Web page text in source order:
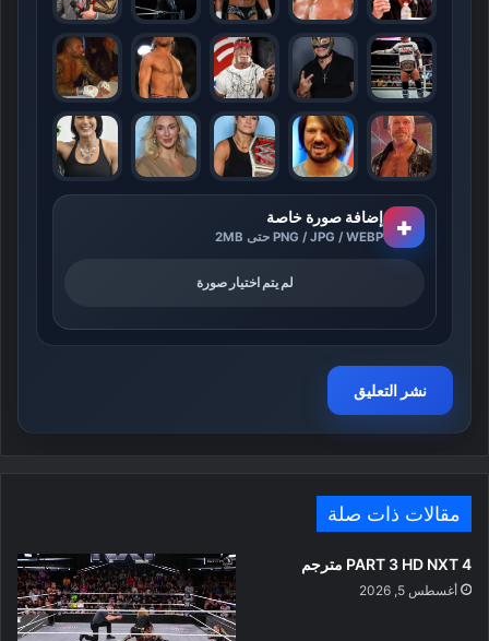
+ إضافة صورة خاصة
PNG / JPG / WEBP حتى 2MB
لم يتم اختيار صورة
مقالات ذات صلة
PART 3 HD NXT 4 مترجم
أغسطس 5, 2026